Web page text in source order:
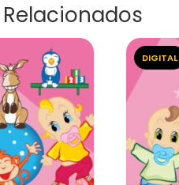
DIGITAL